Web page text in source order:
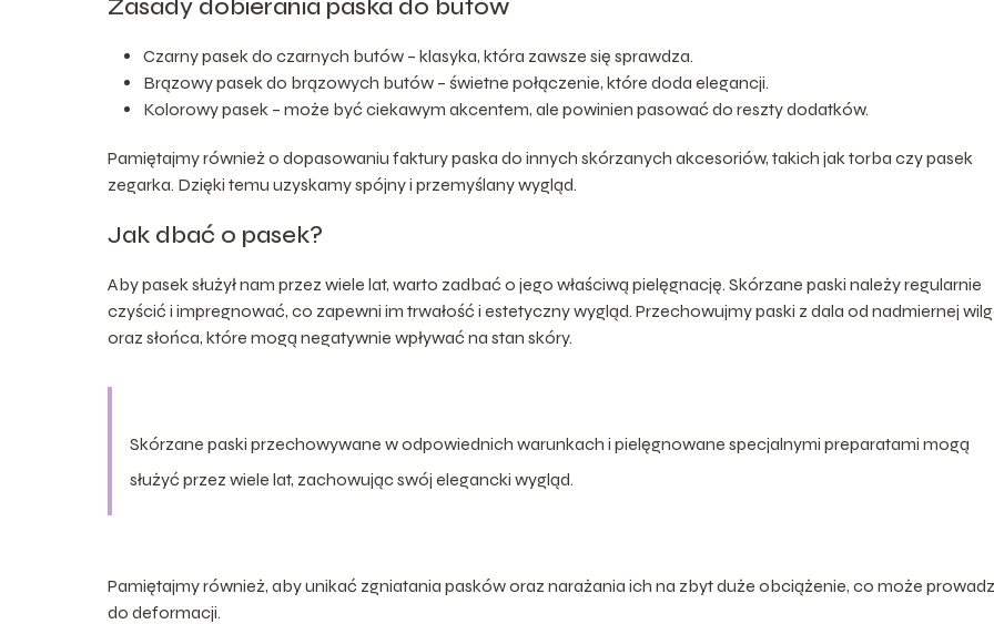
Zasady dobierania paska do butów
Czarny pasek do czarnych butów – klasyka, która zawsze się sprawdza.
Brązowy pasek do brązowych butów – świetne połączenie, które doda elegancji.
Kolorowy pasek – może być ciekawym akcentem, ale powinien pasować do reszty dodatków.
Pamiętajmy również o dopasowaniu faktury paska do innych skórzanych akcesoriów, takich jak torba czy pasek
zegarka. Dzięki temu uzyskamy spójny i przemyślany wygląd.
Jak dbać o pasek?
Aby pasek służył nam przez wiele lat, warto zadbać o jego właściwą pielęgnację. Skórzane paski należy regularnie
czyścić i impregnować, co zapewni im trwałość i estetyczny wygląd. Przechowujmy paski z dala od nadmiernej
oraz słońca, które mogą negatywnie wpływać na stan skóry.
Skórzane paski przechowywane w odpowiednich warunkach i pielęgnowane specjalnymi preparatami mogą
służyć przez wiele lat, zachowując swój elegancki wygląd.
Pamiętajmy również, aby unikać zgniatania pasków oraz narażania ich na zbyt duże obciążenie, co może
do deformacji.